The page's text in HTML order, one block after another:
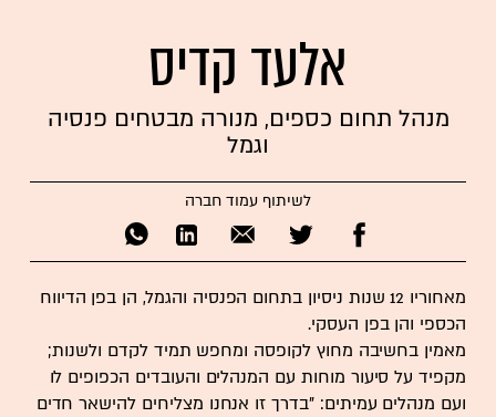
אלעד קדיס
מנהל תחום כספים, מנורה מבטחים פנסיה
וגמל
לשיתוף עמוד חברה
מאחוריו 12 שנות ניסיון בתחום הפנסיה והגמל, הן בפן הדיווח
הכספי והן בפן העסקי.
מאמין בחשיבה מחוץ לקופסה ומחפש תמיד לקדם ולשנות;
מקפיד על סיעור מוחות עם המנהלים והעובדים הכפופים לו
ועם מנהלים עמיתים: "בדרך זו אנחנו מצליחים להישאר חדים